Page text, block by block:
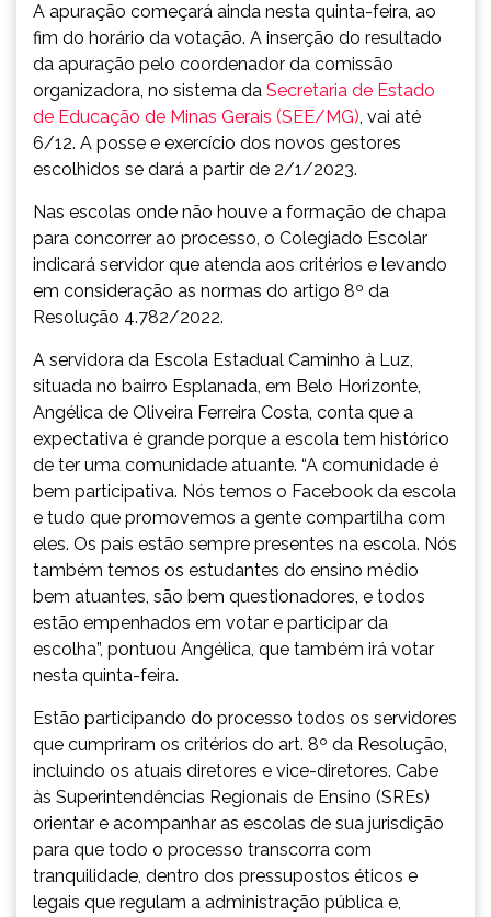
A apuração começará ainda nesta quinta-feira, ao
fim do horário da votação. A inserção do resultado
da apuração pelo coordenador da comissão
organizadora, no sistema da Secretaria de Estado
de Educação de Minas Gerais (SEE/MG), vai até
6/12. A posse e exercício dos novos gestores
escolhidos se dará a partir de 2/1/2023.
Nas escolas onde não houve a formação de chapa
para concorrer ao processo, o Colegiado Escolar
indicará servidor que atenda aos critérios e levando
em consideração as normas do artigo 8º da
Resolução 4.782/2022.
A servidora da Escola Estadual Caminho à Luz,
situada no bairro Esplanada, em Belo Horizonte,
Angélica de Oliveira Ferreira Costa, conta que a
expectativa é grande porque a escola tem histórico
de ter uma comunidade atuante. “A comunidade é
bem participativa. Nós temos o Facebook da escola
e tudo que promovemos a gente compartilha com
eles. Os pais estão sempre presentes na escola. Nós
também temos os estudantes do ensino médio
bem atuantes, são bem questionadores, e todos
estão empenhados em votar e participar da
escolha”, pontuou Angélica, que também irá votar
nesta quinta-feira.
Estão participando do processo todos os servidores
que cumpriram os critérios do art. 8º da Resolução,
incluindo os atuais diretores e vice-diretores. Cabe
às Superintendências Regionais de Ensino (SREs)
orientar e acompanhar as escolas de sua jurisdição
para que todo o processo transcorra com
tranquilidade, dentro dos pressupostos éticos e
legais que regulam a administração pública e,